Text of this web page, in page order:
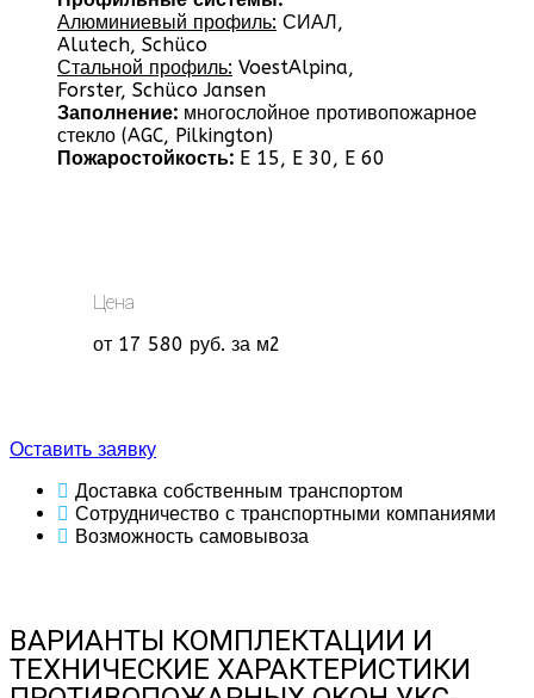
Алюминиевый профиль: СИАЛ,
Alutech, Schüco
Стальной профиль: VoestAlpina,
Forster, Schüco Jansen
Заполнение: многослойное противопожарное
стекло (AGC, Pilkington)
Пожаростойкость: E 15, E 30, E 60
Цена
от 17 580 руб. за м2
Оставить заявку
Доставка собственным транспортом
Сотрудничество с транспортными компаниями
Возможность самовывоза
ВАРИАНТЫ КОМПЛЕКТАЦИИ И
ТЕХНИЧЕСКИЕ ХАРАКТЕРИСТИКИ